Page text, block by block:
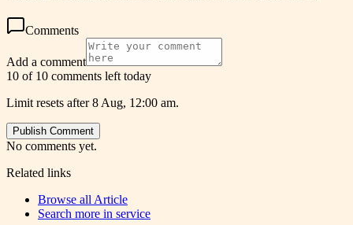
Comments
Add a comment
10 of 10 comments left today
Limit resets after 8 Aug, 12:00 am.
Publish Comment
No comments yet.
Related links
Browse all Article
Search more in service